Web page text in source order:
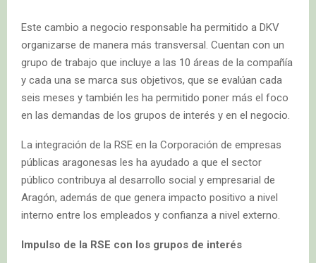
Este cambio a negocio responsable ha permitido a DKV
organizarse de manera más transversal. Cuentan con un
grupo de trabajo que incluye a las 10 áreas de la compañía
y cada una se marca sus objetivos, que se evalúan cada
seis meses y también les ha permitido poner más el foco
en las demandas de los grupos de interés y en el negocio.
La integración de la RSE en la Corporación de empresas
públicas aragonesas les ha ayudado a que el sector
público contribuya al desarrollo social y empresarial de
Aragón, además de que genera impacto positivo a nivel
interno entre los empleados y confianza a nivel externo.
Impulso de la RSE con los grupos de interés